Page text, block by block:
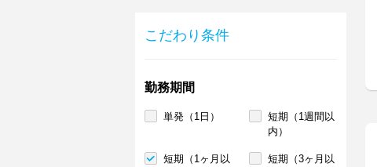
こだわり条件
勤務期間
単発（1日）
短期（1週間以
内）
短期（1ヶ月以
短期（3ヶ月以